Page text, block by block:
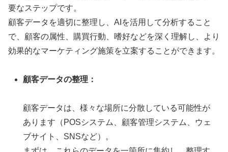
要なステップです。
顧客データを適切に整理し、AIを活用して分析すること
で、顧客の属性、購買行動、嗜好などを深く理解し、より
効果的なマーケティング施策を立案することができます。
顧客データの整理：
顧客データは、様々な場所に分散している可能性が
あります（POSシステム、顧客管理システム、ウェ
ブサイト、SNSなど）。